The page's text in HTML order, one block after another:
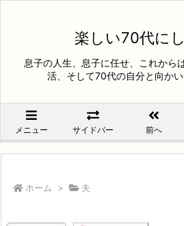
楽しい70代に
息子の人生、息子に任せ、これから
活、そして70代の自分と向かい
メニュー サイドバー 前へ
ホーム > 夫